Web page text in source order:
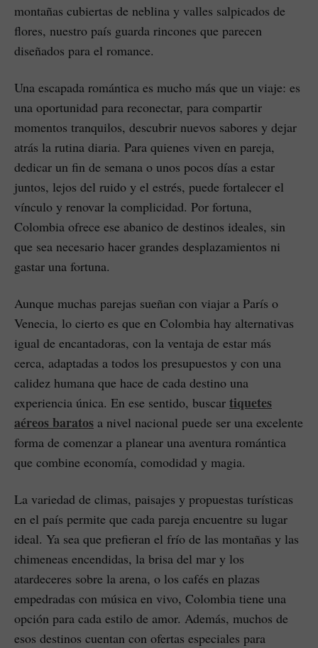
montañas cubiertas de neblina y valles salpicados de
flores, nuestro país guarda rincones que parecen
diseñados para el romance.
Una escapada romántica es mucho más que un viaje: es
una oportunidad para reconectar, para compartir
momentos tranquilos, descubrir nuevos sabores y dejar
atrás la rutina diaria. Para quienes viven en pareja,
dedicar un fin de semana o unos pocos días a estar
juntos, lejos del ruido y el estrés, puede fortalecer el
vínculo y renovar la complicidad. Por fortuna,
Colombia ofrece ese abanico de destinos ideales, sin
que sea necesario hacer grandes desplazamientos ni
gastar una fortuna.
Aunque muchas parejas sueñan con viajar a París o
Venecia, lo cierto es que en Colombia hay alternativas
igual de encantadoras, con la ventaja de estar más
cerca, adaptadas a todos los presupuestos y con una
calidez humana que hace de cada destino una
experiencia única. En ese sentido, buscar tiquetes
aéreos baratos a nivel nacional puede ser una excelente
forma de comenzar a planear una aventura romántica
que combine economía, comodidad y magia.
La variedad de climas, paisajes y propuestas turísticas
en el país permite que cada pareja encuentre su lugar
ideal. Ya sea que prefieran el frío de las montañas y las
chimeneas encendidas, la brisa del mar y los
atardeceres sobre la arena, o los cafés en plazas
empedradas con música en vivo, Colombia tiene una
opción para cada estilo de amor. Además, muchos de
esos destinos cuentan con ofertas especiales para